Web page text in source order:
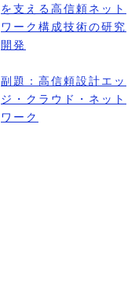
を支える高信頼ネット
ワーク構成技術の研究
開発
副題：高信頼設計エッ
ジ・クラウド・ネット
ワーク